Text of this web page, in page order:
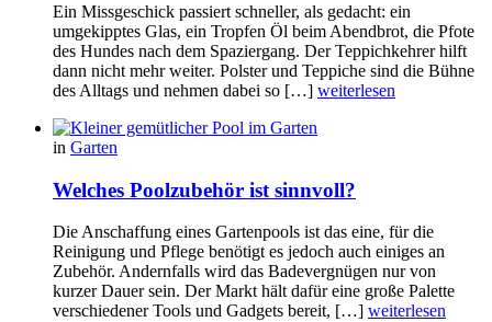
Ein Missgeschick passiert schneller, als gedacht: ein
umgekipptes Glas, ein Tropfen Öl beim Abendbrot, die Pfote
des Hundes nach dem Spaziergang. Der Teppichkehrer hilft
dann nicht mehr weiter. Polster und Teppiche sind die Bühne
des Alltags und nehmen dabei so […] weiterlesen
in Garten
Welches Poolzubehör ist sinnvoll?
Die Anschaffung eines Gartenpools ist das eine, für die
Reinigung und Pflege benötigt es jedoch auch einiges an
Zubehör. Andernfalls wird das Badevergnügen nur von
kurzer Dauer sein. Der Markt hält dafür eine große Palette
verschiedener Tools und Gadgets bereit, […] weiterlesen